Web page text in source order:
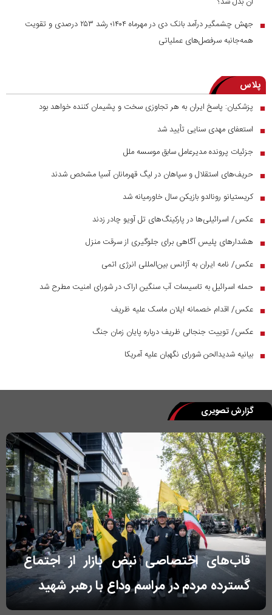
■
جهش چشمگیر درآمد بانک دی در مهرماه ۱۴۰۴؛ رشد ۲۵۳ درصدی و تقویت
همه‌جانبه سرفصل‌های عملیاتی
پلاس
■ پزشکیان: پاسخ ایران به هر تجاوزی سخت و پشیمان کننده خواهد بود
■ استعفای مهدی سنایی تأیید شد
■ جزئیات پرونده مدیرعامل سابق موسسه ملل
■ حریف‌های استقلال و سپاهان در لیگ قهرمانان آسیا مشخص شدند
■ کریستیانو رونالدو بازیکن سال خاورمیانه شد
■ عکس/ اسرائیلی‌ها در پارکینگ‌های تل آویو چادر زدند
■ هشدار‌های پلیس آگاهی برای جلوگیری از سرقت منزل
■ عکس/ نامه ایران به آژانس بین‌المللی انرژی اتمی
■ حمله اسرائیل به تاسیسات آب سنگین اراک در شورای امنیت مطرح شد
■ عکس/ اقدام خصمانه ایلان ماسک علیه ظریف
■ عکس/ توییت جنجالی ظریف درباره پایان زمان جنگ
■ بیانیه شدید‌الحن شورای نگهبان علیه آمریکا
گزارش تصویری
قاب‌های اختصاصی نبض بازار از اجتماع
گسترده مردم در مراسم وداع با رهبر شهید